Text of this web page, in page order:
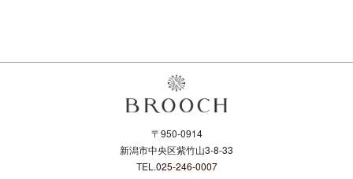
〒950-0914
新潟市中央区紫竹山3-8-33
TEL.025-246-0007